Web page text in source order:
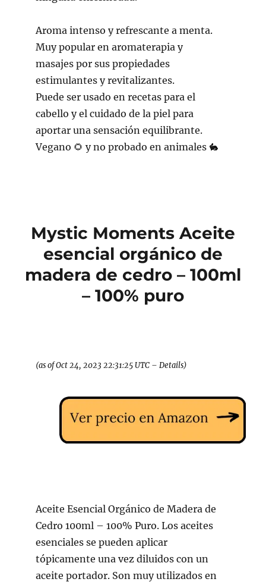
Aroma intenso y refrescante a menta.
Muy popular en aromaterapia y
masajes por sus propiedades
estimulantes y revitalizantes.
Puede ser usado en recetas para el
cabello y el cuidado de la piel para
aportar una sensación equilibrante.
Vegano 🌻 y no probado en animales 🐇
Mystic Moments Aceite
esencial orgánico de
madera de cedro – 100ml
– 100% puro
(as of Oct 24, 2023 22:31:25 UTC – Details)
Aceite Esencial Orgánico de Madera de
Cedro 100ml – 100% Puro. Los aceites
esenciales se pueden aplicar
tópicamente una vez diluidos con un
aceite portador. Son muy utilizados en